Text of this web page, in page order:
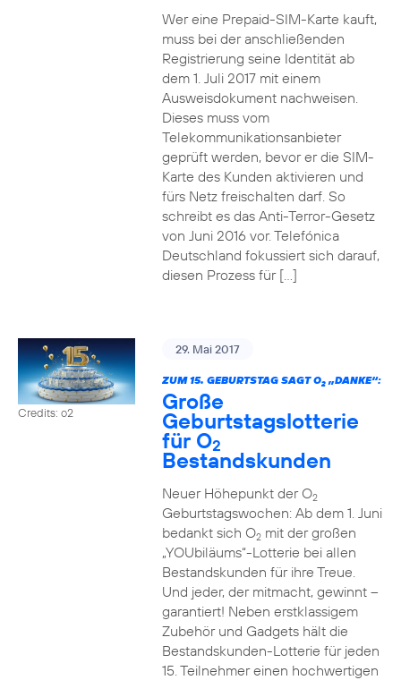
Wer eine Prepaid-SIM-Karte kauft,
muss bei der anschließenden
Registrierung seine Identität ab
dem 1. Juli 2017 mit einem
Ausweisdokument nachweisen.
Dieses muss vom
Telekommunikationsanbieter
geprüft werden, bevor er die SIM-
Karte des Kunden aktivieren und
fürs Netz freischalten darf. So
schreibt es das Anti-Terror-Gesetz
von Juni 2016 vor. Telefónica
Deutschland fokussiert sich darauf,
diesen Prozess für […]
Credits: o2
29. Mai 2017
ZUM 15. GEBURTSTAG SAGT O2„DANKE“:
Große
Geburtstagslotterie
für O2
Bestandskunden
Neuer Höhepunkt der O2
Geburtstagswochen: Ab dem 1. Juni
bedankt sich O2mit der großen
„YOUbiläums“-Lotterie bei allen
Bestandskunden für ihre Treue.
Und jeder, der mitmacht, gewinnt –
garantiert! Neben erstklassigem
Zubehör und Gadgets hält die
Bestandskunden-Lotterie für jeden
15. Teilnehmer einen hochwertigen